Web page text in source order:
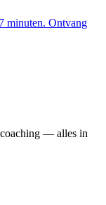
minuten. Ontvang
— alles in